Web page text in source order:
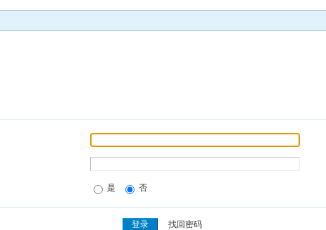
是 否
找回密码